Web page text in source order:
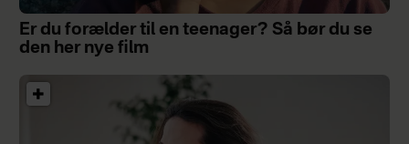
Er du forælder til en teenager? Så bør du se
den her nye film